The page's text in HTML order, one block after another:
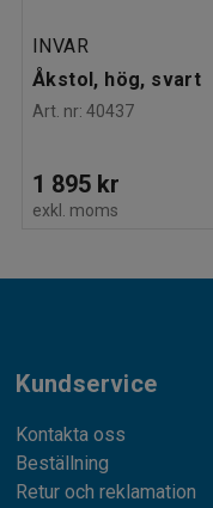
INVAR
Åkstol, hög, svart
Art. nr: 40437
1 895 kr
exkl. moms
Kundservice
Kontakta oss
Beställning
Retur och reklamation